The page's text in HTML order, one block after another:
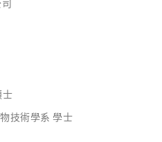
士
技術學系 學士